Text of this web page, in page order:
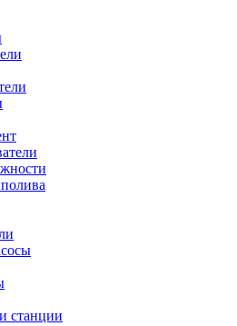
станции